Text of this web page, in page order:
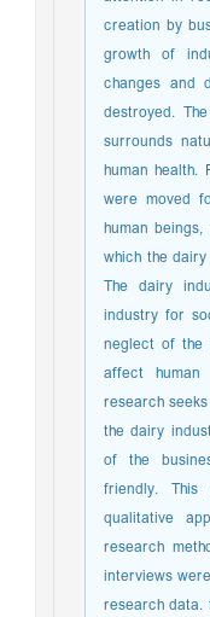
creation by
growth of
changes
destroyed.
surrounds
human
were moved
human
which the
The dairy
industry for
neglect of
affect
research
the dairy
of the
friendly.
qualitative
research
interviews
research